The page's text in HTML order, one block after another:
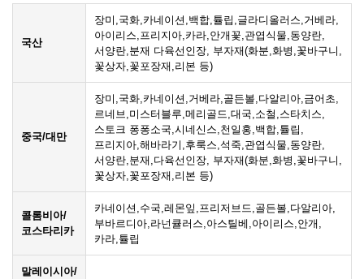
국산
장미,국화,카네이션,백합,튤립,글라디올러스,거베라,
아이리스,프리지아,카라,안개꽃,관엽식물,동양란,
서양란,분재 다육선인장, 부자재(화분,화병,꽃바구니,
꽃상자,꽃포장재,리본 등)
중국/대만
장미,국화,카네이션,거베라,골든볼,다알리아,금어초,
르네브,미스터블루,메리골드,대국,소철,스타치스,
스토크 퐁퐁소국,시네신스,천일홍,백합,튤립,
프리지아,해바라기,후룩스,석죽,관엽식물,동양란,
서양란,분재,다육선인장, 부자재(화분,화병,꽃바구니,
꽃상자,꽃포장재,리본 등)
콜롬비아/
코스타리카
카네이션,수국,레몬잎,프리저브드,골든볼,다알리아,
부바르디아,라넌큘러스,아스틸베,아이리스,안개,
카라,튤립
말레이시아/